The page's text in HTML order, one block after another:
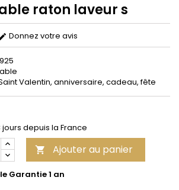
raton laveur s
Donnez votre avis
Valentin, anniversaire, cadeau, fête
depuis la France
 Ajouter au panier
Garantie 1 an